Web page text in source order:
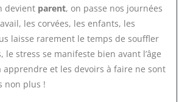
devient parent, on passe nos journées
les corvées, les enfants, les
laisse rarement le temps de souffler
le stress se manifeste bien avant l’âge
apprendre et les devoirs à faire ne sont
non plus !